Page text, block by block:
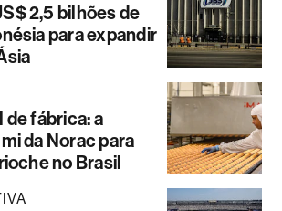
2,5 bilhões de
para expandir
de fábrica: a
da Norac para
no Brasil